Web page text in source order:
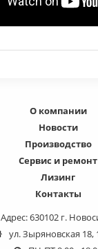
О компании
Новости
Производство
Сервис и ремонт
Лизинг
Контакты
Адрес: 630102 г.
ул. Зыряновская 18,